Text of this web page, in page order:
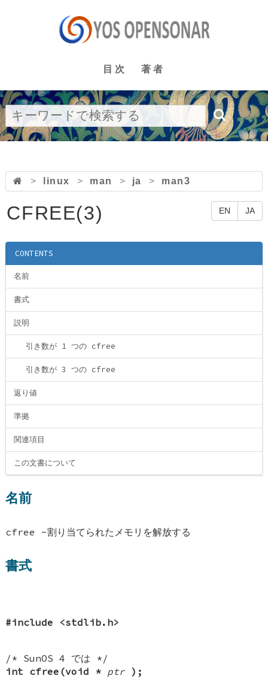
目次 著者
> linux > man > ja > man3
EN JA
CFREE(3)
CONTENTS
名前
書式
説明
引き数が 1 つの cfree
引き数が 3 つの cfree
返り値
準拠
関連項目
この文書について
名前
cfree -割り当てられたメモリを解放する
書式
#include <stdlib.h>
/* SunOS 4 では */
int cfree(void * ptr );